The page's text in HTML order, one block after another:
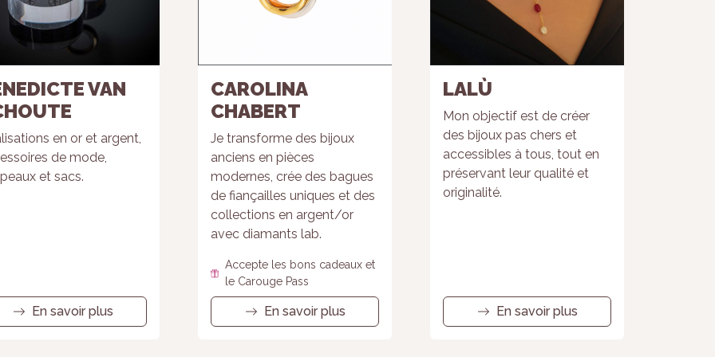
VAN
en or et argent,
de mode,
et sacs.
En savoir plus
CAROLINA
CHABERT
Je transforme des bijoux
anciens en pièces
modernes, crée des bagues
de fiançailles uniques et des
collections en argent/or
avec diamants lab.
Accepte les bons cadeaux et
le Carouge Pass
En savoir plus
LALÙ
Mon objectif est de créer
des bijoux pas chers et
accessibles à tous, tout en
préservant leur qualité et
originalité.
En savoir plus